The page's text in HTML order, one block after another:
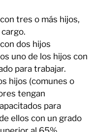
tres o más hijos,
dos hijos
uno de los hijos con
para trabajar.
hijos (comunes o
tengan
para
ellos con un grado